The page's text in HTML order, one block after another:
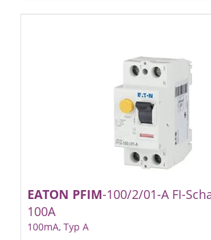
EATON PFIM-100/2/01-A FI-
100A
100mA, Typ A